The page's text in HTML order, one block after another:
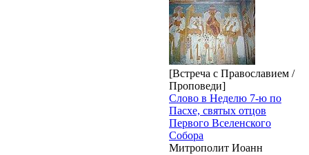
[Встреча с Православием /
Проповеди]
Слово в Неделю 7-ю по
Пасхе, святых отцов
Первого Вселенского
Собора
Митрополит Иоанн